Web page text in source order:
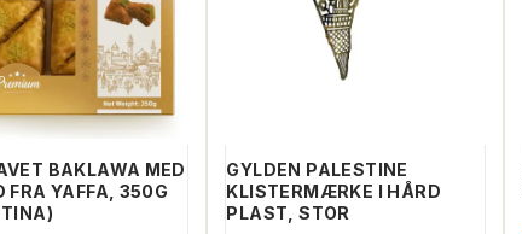
BAKLAWA MED
FRA YAFFA, 350G
GYLDEN PALESTINE
KLISTERMÆRKE I HÅRD
PLAST, STOR